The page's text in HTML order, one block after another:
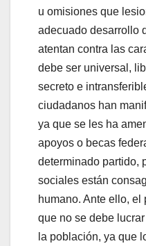
u omisiones que
adecuado desarrollo
atentan contra las
debe ser universal,
secreto e
ciudadanos han
ya que se les ha
apoyos o becas
determinado partido,
sociales están
humano. Ante ello,
que no se debe
la población, ya que